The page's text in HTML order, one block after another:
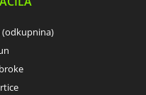
(odkupnina)